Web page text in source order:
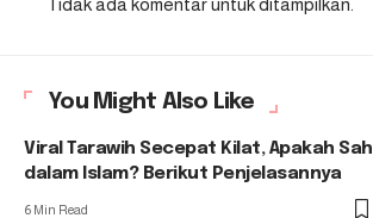
Tidak ada komentar untuk ditampilkan.
You Might Also Like
Viral Tarawih Secepat Kilat, Apakah Sah
dalam Islam? Berikut Penjelasannya
6 Min Read